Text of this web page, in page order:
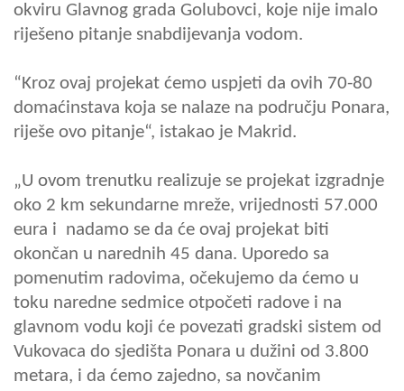
okviru Glavnog grada Golubovci, koje nije imalo
riješeno pitanje snabdijevanja vodom.
“Kroz ovaj projekat ćemo uspjeti da ovih 70-80
domaćinstava koja se nalaze na području Ponara,
riješe ovo pitanje“, istakao je Makrid.
„U ovom trenutku realizuje se projekat izgradnje
oko 2 km sekundarne mreže, vrijednosti 57.000
eura i nadamo se da će ovaj projekat biti
okončan u narednih 45 dana. Uporedo sa
pomenutim radovima, očekujemo da ćemo u
toku naredne sedmice otpočeti radove i na
glavnom vodu koji će povezati gradski sistem od
Vukovaca do sjedišta Ponara u dužini od 3.800
metara, i da ćemo zajedno, sa novčanim